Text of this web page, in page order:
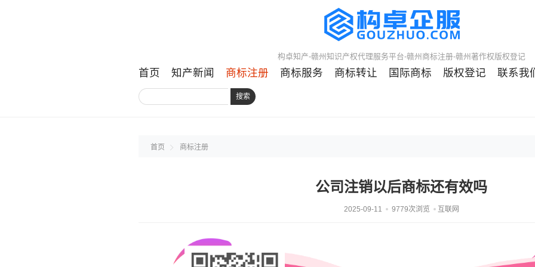
构卓知产-赣州知识产权代理服务平台-赣州商标注册-赣州著作权版权登记
首页 知产新闻 商标注册 商标服务 商标转让 国际商标 版权登记 联系我
搜索
首页 商标注册
公司注销以后商标还有效吗
2025-09-11 9779次浏览 互联网